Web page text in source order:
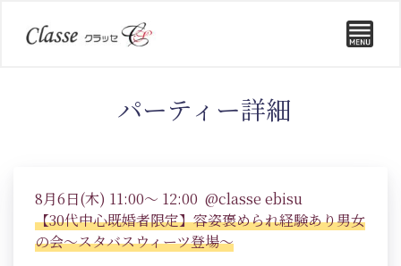
パーティー詳細
8月6日(木) 11:00～ 12:00 @classe ebisu
【30代中心既婚者限定】容姿褒められ経験あり男女
の会～スタバスウィーツ登場～